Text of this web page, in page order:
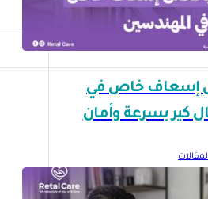
إسعاف خاص في
كير بسرعة وأمان